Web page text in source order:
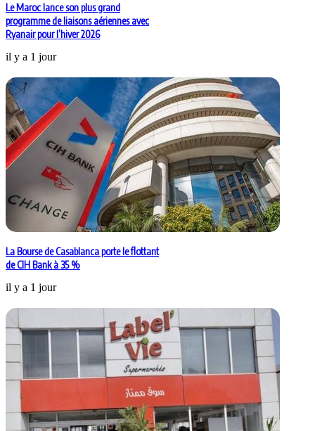
Le Maroc lance son plus grand
programme de liaisons aériennes avec
Ryanair pour l’hiver 2026
il y a 1 jour
La Bourse de Casablanca porte le flottant
de CIH Bank à 35 %
il y a 1 jour